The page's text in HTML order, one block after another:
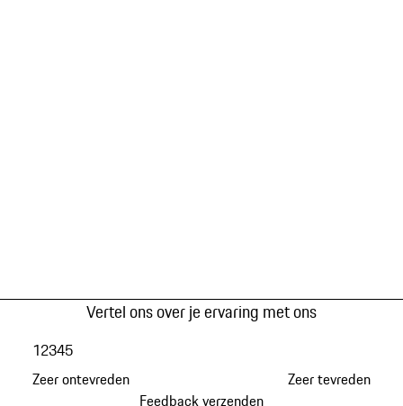
Vertel ons over je ervaring met ons
Zeer ontevreden
12345
Zeer tevreden
Feedback verzenden